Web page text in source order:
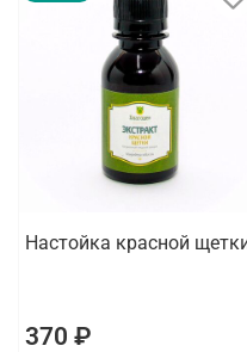
Настойка красной
370 ₽